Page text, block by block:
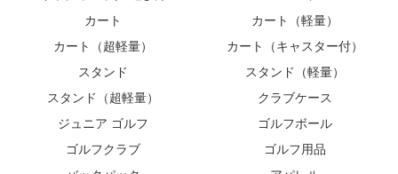
カート
カート（軽量）
カート（超軽量）
カート（キャスター付）
スタンド
スタンド（軽量）
スタンド（超軽量）
クラブケース
ジュニア ゴルフ
ゴルフボール
ゴルフクラブ
ゴルフ用品